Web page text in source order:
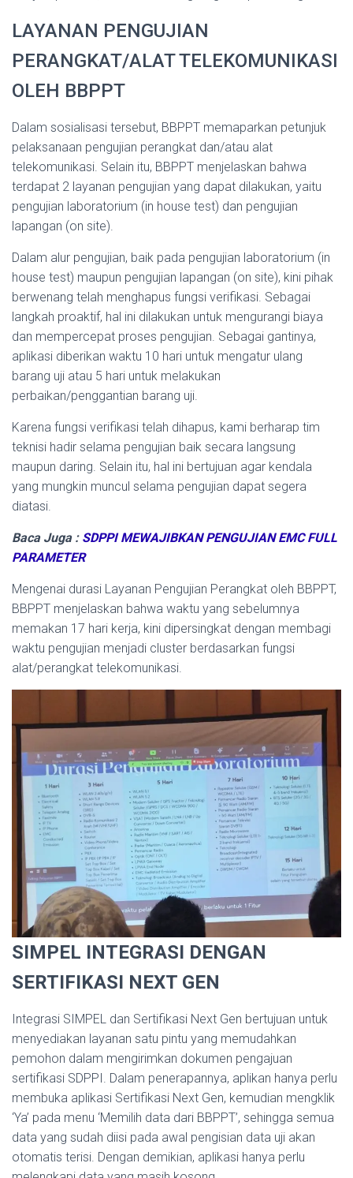
LAYANAN PENGUJIAN
PERANGKAT/ALAT TELEKOMUNIKASI
OLEH BBPPT
Dalam sosialisasi tersebut, BBPPT memaparkan petunjuk
pelaksanaan pengujian perangkat dan/atau alat
telekomunikasi. Selain itu, BBPPT menjelaskan bahwa
terdapat 2 layanan pengujian yang dapat dilakukan, yaitu
pengujian laboratorium (in house test) dan pengujian
lapangan (on site).
Dalam alur pengujian, baik pada pengujian laboratorium (in
house test) maupun pengujian lapangan (on site), kini pihak
berwenang telah menghapus fungsi verifikasi. Sebagai
langkah proaktif, hal ini dilakukan untuk mengurangi biaya
dan mempercepat proses pengujian. Sebagai gantinya,
aplikasi diberikan waktu 10 hari untuk mengatur ulang
barang uji atau 5 hari untuk melakukan
perbaikan/penggantian barang uji.
Karena fungsi verifikasi telah dihapus, kami berharap tim
teknisi hadir selama pengujian baik secara langsung
maupun daring. Selain itu, hal ini bertujuan agar kendala
yang mungkin muncul selama pengujian dapat segera
diatasi.
Baca Juga : SDPPI MEWAJIBKAN PENGUJIAN EMC FULL
PARAMETER
Mengenai durasi Layanan Pengujian Perangkat oleh BBPPT,
BBPPT menjelaskan bahwa waktu yang sebelumnya
memakan 17 hari kerja, kini dipersingkat dengan membagi
waktu pengujian menjadi cluster berdasarkan fungsi
alat/perangkat telekomunikasi.
SIMPEL INTEGRASI DENGAN
SERTIFIKASI NEXT GEN
Integrasi SIMPEL dan Sertifikasi Next Gen bertujuan untuk
menyediakan layanan satu pintu yang memudahkan
pemohon dalam mengirimkan dokumen pengajuan
sertifikasi SDPPI. Dalam penerapannya, aplikan hanya perlu
membuka aplikasi Sertifikasi Next Gen, kemudian mengklik
‘Ya’ pada menu ‘Memilih data dari BBPPT’, sehingga semua
data yang sudah diisi pada awal pengisian data uji akan
otomatis terisi. Dengan demikian, aplikasi hanya perlu